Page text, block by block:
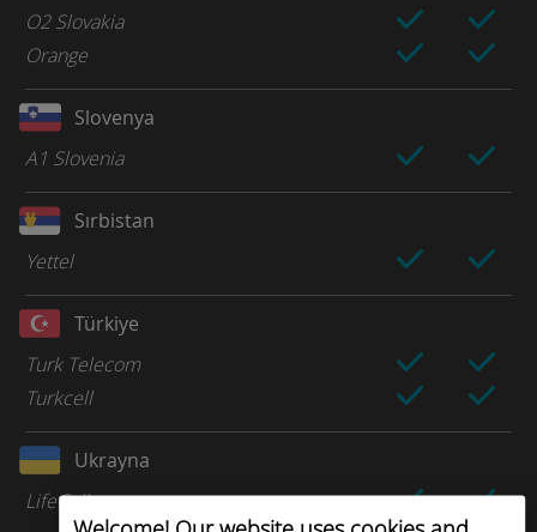
O2 Slovakia
Orange
Slovenya
A1 Slovenia
Sırbistan
Yettel
Türkiye
Turk Telecom
Turkcell
Ukrayna
LifeCell